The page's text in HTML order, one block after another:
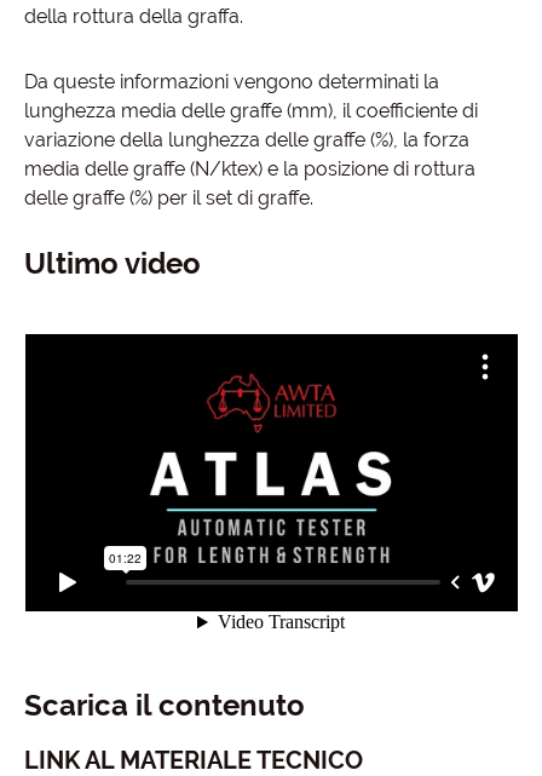
della rottura della graffa.
Da queste informazioni vengono determinati la
lunghezza media delle graffe (mm), il coefficiente di
variazione della lunghezza delle graffe (%), la forza
media delle graffe (N/ktex) e la posizione di rottura
delle graffe (%) per il set di graffe.
Ultimo video
Scarica il contenuto
LINK AL MATERIALE TECNICO